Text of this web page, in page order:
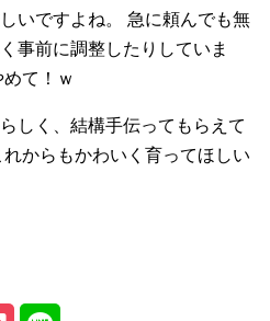
いですよね。
急に頼んでも無
事前に調整したりしていま
て！ｗ
しく、結構手伝ってもらえて
れからもかわいく育ってほしい